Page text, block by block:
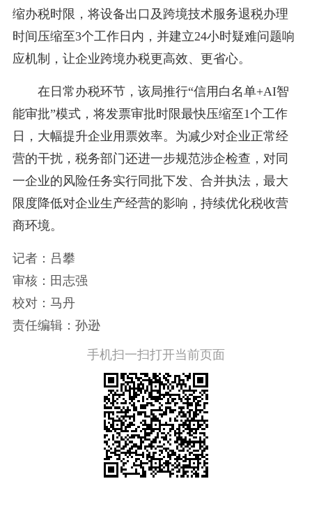
缩办税时限，将设备出口及跨境技术服务退税办理
时间压缩至3个工作日内，并建立24小时疑难问题响
应机制，让企业跨境办税更高效、更省心。
在日常办税环节，该局推行“信用白名单+AI智
能审批”模式，将发票审批时限最快压缩至1个工作
日，大幅提升企业用票效率。为减少对企业正常经
营的干扰，税务部门还进一步规范涉企检查，对同
一企业的风险任务实行同批下发、合并执法，最大
限度降低对企业生产经营的影响，持续优化税收营
商环境。
记者：吕攀
审核：田志强
校对：马丹
责任编辑：孙逊
手机扫一扫打开当前页面